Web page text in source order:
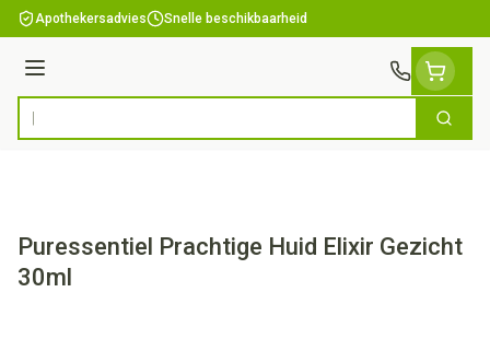
Ga naar de inhoud
Apothekersadvies Snelle beschikbaarheid
Menu
Product, merk, categorie... Zoek
Puressentiel Prachtige Huid Elixir Gezicht
30ml